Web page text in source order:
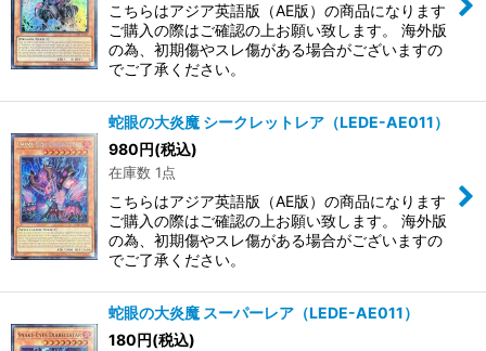
こちらはアジア英語版（AE版）の商品になります
ご購入の際はご確認の上お願い致します。 海外版
の為、初期傷やスレ傷がある場合がございますの
でご了承ください。
蛇眼の大炎魔 シークレットレア（LEDE-AE011）
980円(税込)
在庫数 1点
こちらはアジア英語版（AE版）の商品になります
ご購入の際はご確認の上お願い致します。 海外版
の為、初期傷やスレ傷がある場合がございますの
でご了承ください。
蛇眼の大炎魔 スーパーレア（LEDE-AE011）
180円(税込)